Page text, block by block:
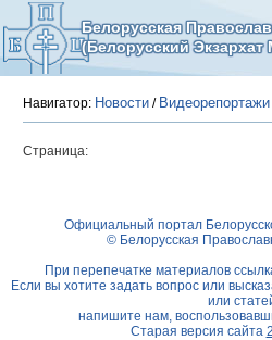
Белорусская
(Белорусский Экзархат
Навигатор: Новости / Видеорепортажи
Страница:
Официальный портал
© Белорусская
При перепечатке материалов
Если вы хотите задать вопрос или
или
напишите нам,
Старая версия сайта